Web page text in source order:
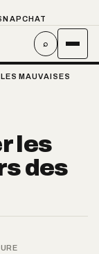
⌕
MAUVAISES
les
des